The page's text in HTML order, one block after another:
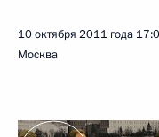
10 октября 2011 года
Москва